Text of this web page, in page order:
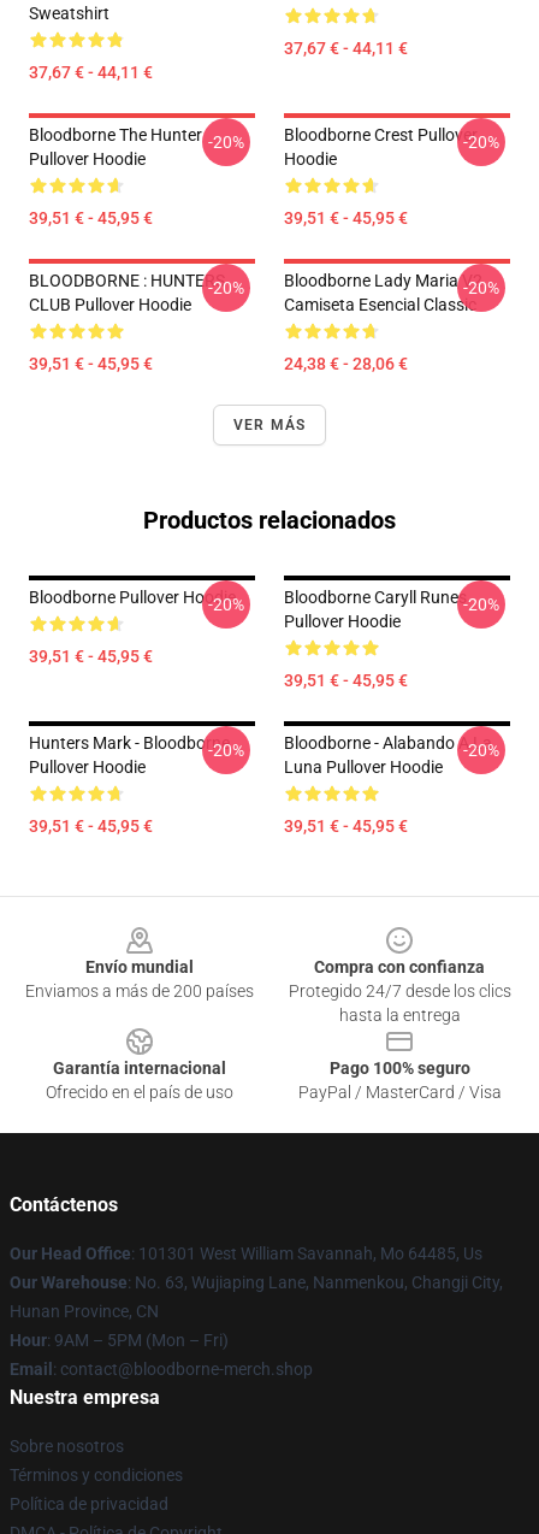
Sweatshirt
37,67 € - 44,11 €
37,67 € - 44,11 €
Bloodborne The Hunter
Pullover Hoodie
39,51 € - 45,95 €
-20%
Bloodborne Crest Pullover
Hoodie
39,51 € - 45,95 €
-20%
BLOODBORNE : HUNTERS
CLUB Pullover Hoodie
39,51 € - 45,95 €
-20%
Bloodborne Lady Maria V2
Camiseta Esencial Classic
24,38 € - 28,06 €
-20%
VER MÁS
Productos relacionados
Bloodborne Pullover Hoodie
39,51 € - 45,95 €
-20%
Bloodborne Caryll Runes
Pullover Hoodie
39,51 € - 45,95 €
-20%
Hunters Mark - Bloodborne
Pullover Hoodie
39,51 € - 45,95 €
-20%
Bloodborne - Alabando A La
Luna Pullover Hoodie
39,51 € - 45,95 €
-20%
Envío mundial
Enviamos a más de 200 países
Compra con confianza
Protegido 24/7 desde los clics
hasta la entrega
Garantía internacional
Ofrecido en el país de uso
Pago 100% seguro
PayPal / MasterCard / Visa
Contáctenos
Our Head Office: 101301 West William Savannah, Mo 64485, Us
Our Warehouse: No. 63, Wujiaping Lane, Nanmenkou, Changji City,
Hunan Province, CN
Hour: 9AM – 5PM (Mon – Fri)
Email : contact@bloodborne-merch.shop
Nuestra empresa
Sobre nosotros
Términos y condiciones
Política de privacidad